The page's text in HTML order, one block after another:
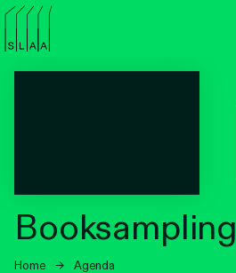
Booksampling
Home → Agenda
Agenda
Luisteren
Nieuwsbrief